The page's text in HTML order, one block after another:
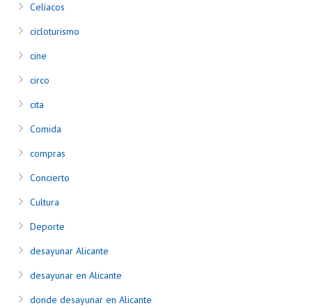
Celíacos
cicloturismo
cine
circo
cita
Comida
compras
Concierto
Cultura
Deporte
desayunar Alicante
desayunar en Alicante
donde desayunar en Alicante